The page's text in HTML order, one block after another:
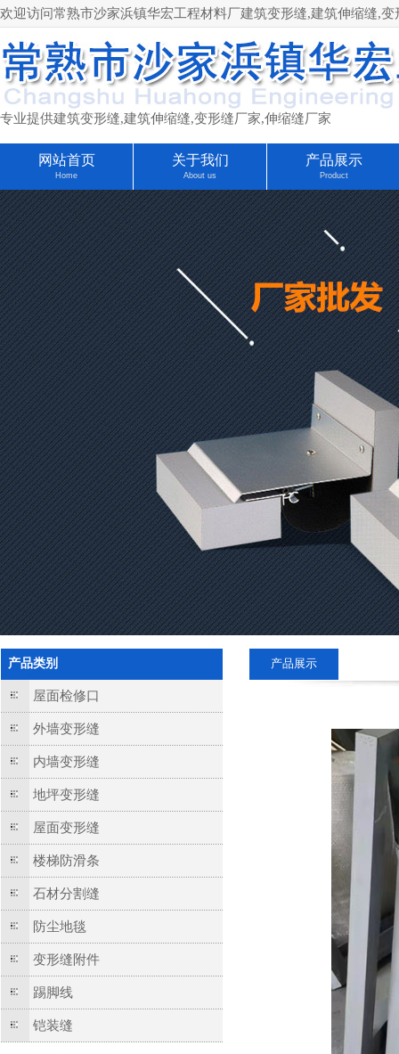
欢迎访问常熟市沙家浜镇华宏工程材料厂建筑变形缝,建筑伸缩缝,
专业提供建筑变形缝,建筑伸缩缝,变形缝厂家,伸缩缝厂家
网站首页
Home
关于我们
About us
产品展示
Product
产品类别
屋面检修口
外墙变形缝
内墙变形缝
地坪变形缝
屋面变形缝
楼梯防滑条
石材分割缝
防尘地毯
变形缝附件
踢脚线
铠装缝
产品展示